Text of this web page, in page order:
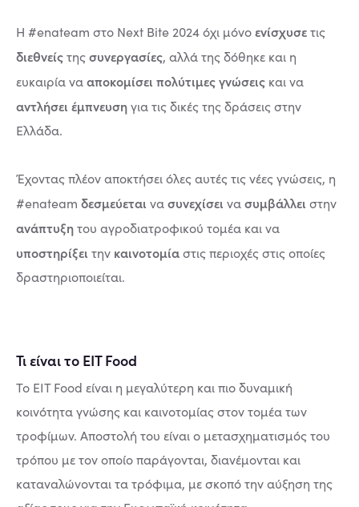
Η #enateam στο Next Bite 2024 όχι μόνοενίσχυσετις
διεθνείςτηςσυνεργασίες, αλλά της δόθηκε και η
ευκαιρία νααποκομίσει πολύτιμες γνώσεις και να
αντλήσει έμπνευσηγια τις δικές της δράσεις στην
Ελλάδα.
Έχοντας πλέον αποκτήσει όλες αυτές τις νέες γνώσεις, η
#enateam δεσμεύεται νασυνεχίσει νασυμβάλλει στην
ανάπτυξητου αγροδιατροφικού τομέα και να
υποστηρίξει την καινοτομίαστις περιοχές στις οποίες
δραστηριοποιείται.
Τι είναι το EIT Food
Το EIT Food είναι η μεγαλύτερη και πιο δυναμική
κοινότητα γνώσης και καινοτομίας στον τομέα των
τροφίμων. Αποστολή του είναι ο μετασχηματισμός του
τρόπου με τον οποίο παράγονται, διανέμονται και
καταναλώνονται τα τρόφιμα, με σκοπό την αύξηση της